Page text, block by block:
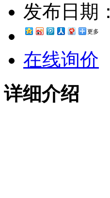
发布日期：
更多
在线询价
详细介绍